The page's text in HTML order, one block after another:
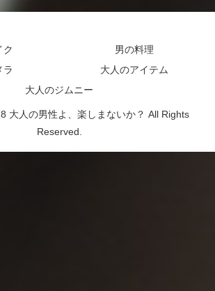
ク
男の料理
ラ
大人のアイテム
大人のジムニー
大人の男性よ、楽しまないか？ All Rights
Reserved.